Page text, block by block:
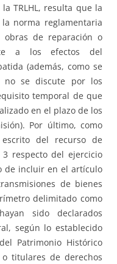
TRLHL, resulta que la
norma reglamentaria
de reparación o
a los efectos del
(además, como se
no se discute por los
temporal de que
en el plazo de los
Por último, como
del recurso de
respecto del ejercicio
de incluir en el artículo
de bienes
delimitado como
sido declarados
según lo establecido
Patrimonio Histórico
titulares de derechos